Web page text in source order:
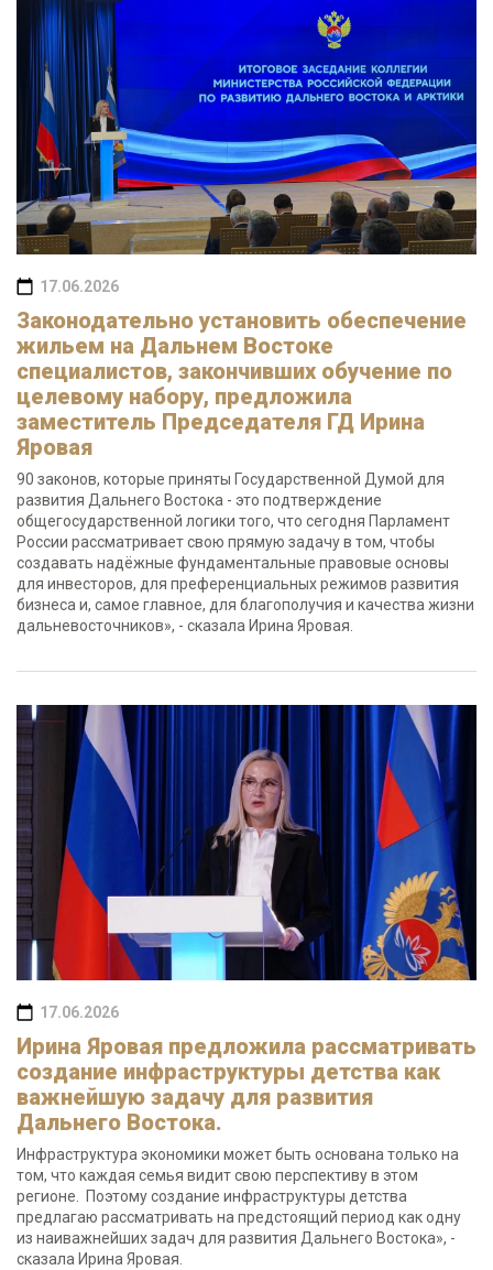
17.06.2026
Законодательно установить обеспечение
жильем на Дальнем Востоке
специалистов, закончивших обучение по
целевому набору, предложила
заместитель Председателя ГД Ирина
Яровая
90 законов, которые приняты Государственной Думой для
развития Дальнего Востока - это подтверждение
общегосударственной логики того, что сегодня Парламент
России рассматривает свою прямую задачу в том, чтобы
создавать надёжные фундаментальные правовые основы
для инвесторов, для преференциальных режимов развития
бизнеса и, самое главное, для благополучия и качества жизни
дальневосточников», - сказала Ирина Яровая.
17.06.2026
Ирина Яровая предложила рассматривать
создание инфраструктуры детства как
важнейшую задачу для развития
Дальнего Востока.
Инфраструктура экономики может быть основана только на
том, что каждая семья видит свою перспективу в этом
регионе. Поэтому создание инфраструктуры детства
предлагаю рассматривать на предстоящий период как одну
из наиважнейших задач для развития Дальнего Востока», -
сказала Ирина Яровая.